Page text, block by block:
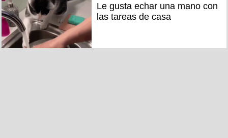
Le gusta echar una mano con
las tareas de casa